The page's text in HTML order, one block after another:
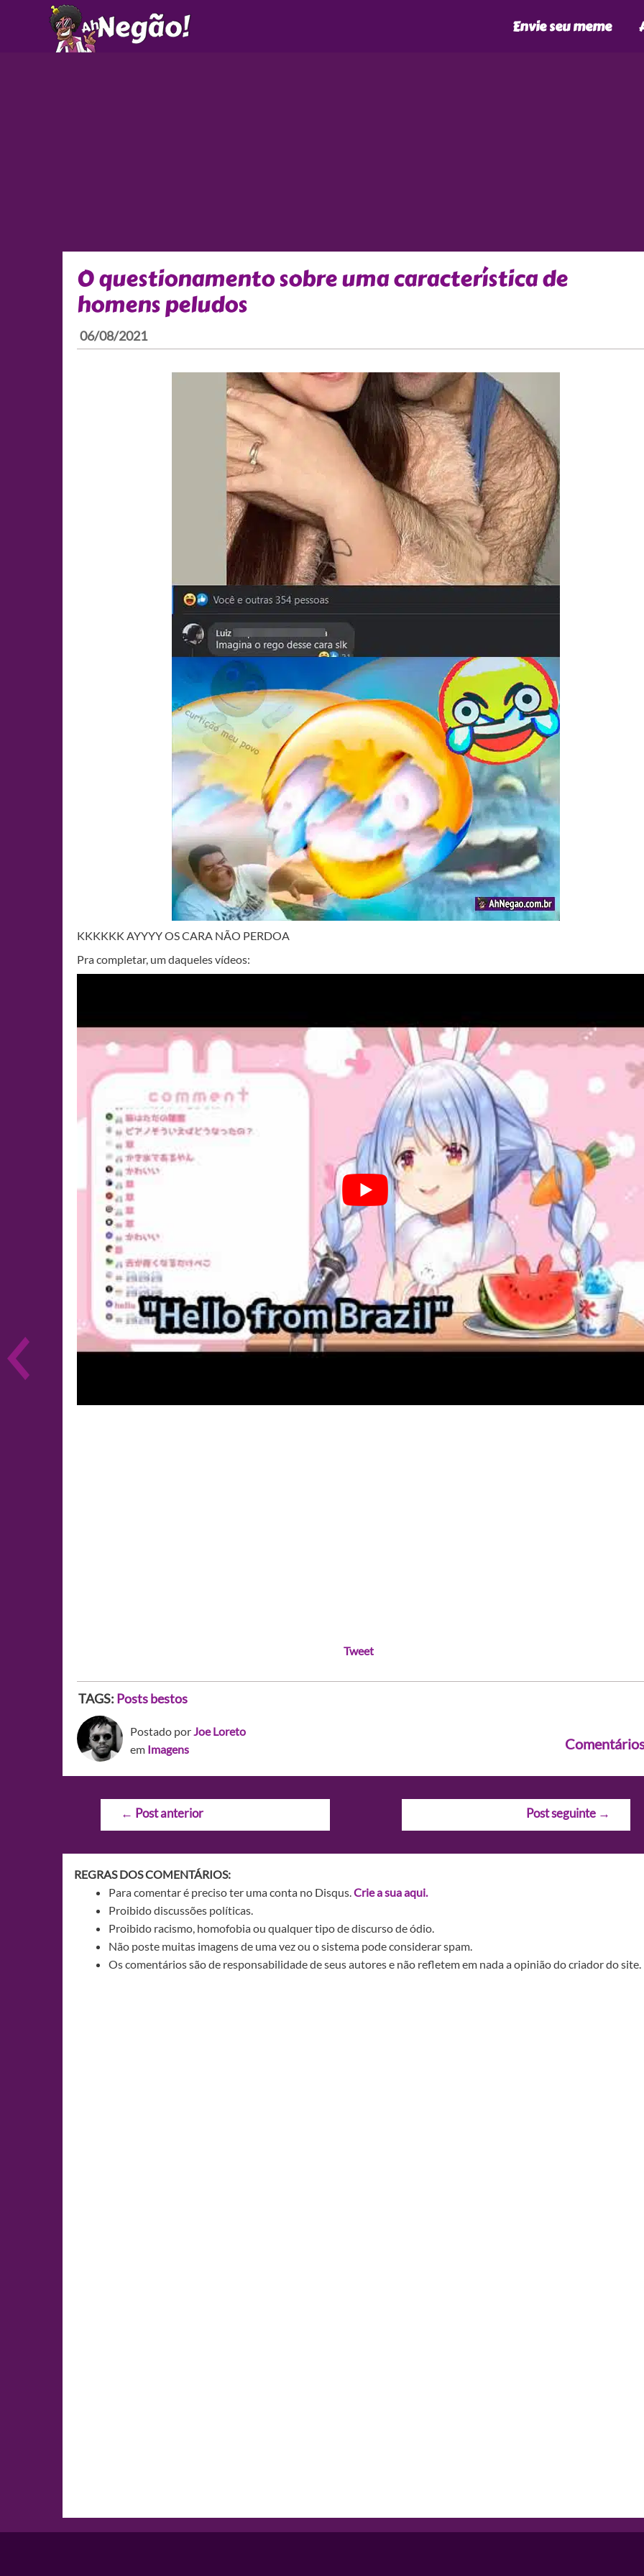
Envie seu meme
O questionamento sobre uma característica de
homens peludos
06/08/2021
KKKKKK AYYYY OS CARA NÃO PERDOA
Pra completar, um daqueles vídeos:
Tweet
TAGS: Posts bestos
Postado porJoe Loreto
em Imagens
Navegação
← Post anterior Post seguinte →
REGRAS DOS COMENTÁRIOS:
Para comentar é preciso ter uma conta no Disqus.Crie a sua aqui.
Proibido discussões políticas.
Proibido racismo, homofobia ou qualquer tipo de discurso de ódio.
Não poste muitas imagens de uma vez ou o sistema pode considerar spam.
Os comentários são de responsabilidade de seus autores e não refletem em nada a opinião do criador do site.